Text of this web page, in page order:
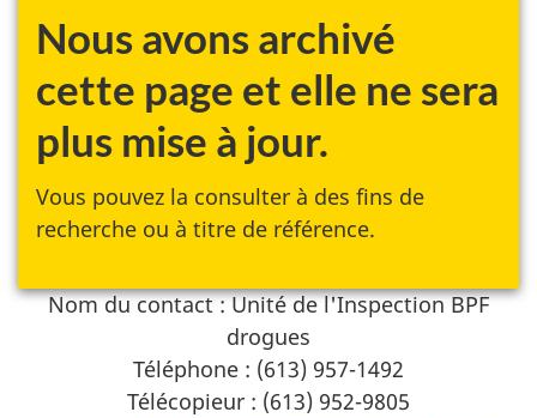
Nous avons archivé
cette page et elle ne sera
plus mise à jour.
Vous pouvez la consulter à des fins de
recherche ou à titre de référence.
Nom du contact : Unité de l'Inspection BPF
drogues
Téléphone : (613) 957-1492
Télécopieur : (613) 952-9805